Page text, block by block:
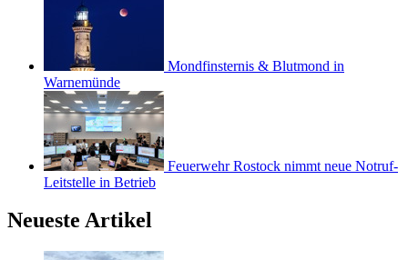
Mondfinsternis & Blutmond in
Warnemünde
Feuerwehr Rostock nimmt neue Notruf-
Leitstelle in Betrieb
Neueste Artikel